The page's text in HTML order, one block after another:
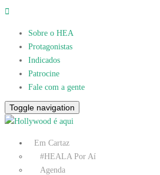
Sobre o HEA
Protagonistas
Indicados
Patrocine
Fale com a gente
Toggle navigation
Em Cartaz
#HEALA Por Aí
Agenda